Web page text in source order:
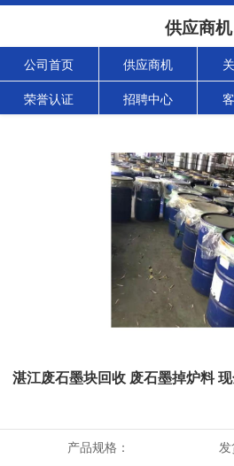
供应商机
公司首页 供应商机
荣誉认证 招聘中心
湛江废石墨块回收 废石墨掉炉料
产品规格： 发